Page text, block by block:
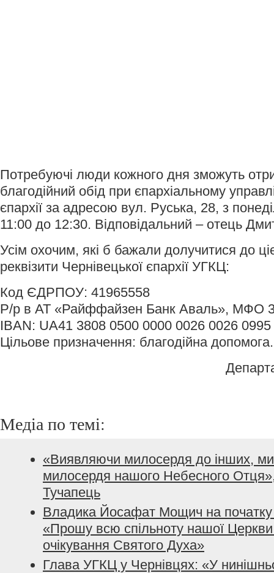
Потребуючі люди кожного дня зможуть
благодійний обід при єпархіальному
єпархії за адресою вул. Руська, 28, з
11:00 до 12:30. Відповідальний – отець
Усім охочим, які б бажали долучитися до
реквізити Чернівецької єпархії УГКЦ:
Код ЄДРПОУ: 41965558
Р/р в АТ «Райффайзен Банк Аваль», МФО
IBAN: UA41 3808 0500 0000 0026 0026 0995
Цільове призначення: благодійна допомога.
Медіа по темі:
«Виявляючи милосердя до інших,
милосердя нашого Небесного
Тучапець
Владика Йосафат Мощич на початку
«Прошу всю спільноту нашої Церкви
очікування Святого Духа»
Глава УГКЦ у Чернівцях: «У